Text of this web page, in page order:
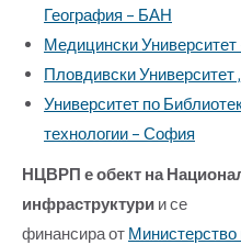
География – БАН
Медицински
Пловдивски Университет
Университет по
технологии – София
НЦВРП е обект на
инфраструктури и се
финансира от Министерство